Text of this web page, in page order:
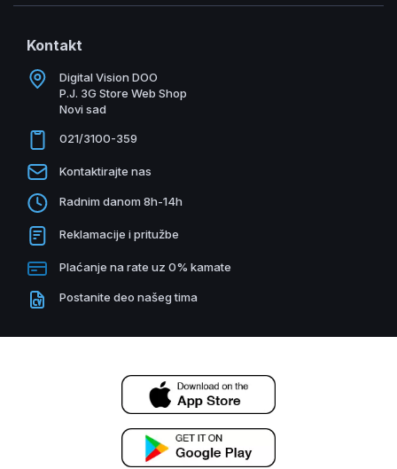
Kontakt
Digital Vision DOO
P.J. 3G Store Web Shop
Novi sad
021/3100-359
Kontaktirajte nas
Radnim danom 8h-14h
Reklamacije i pritužbe
Plaćanje na rate uz 0% kamate
Postanite deo našeg tima